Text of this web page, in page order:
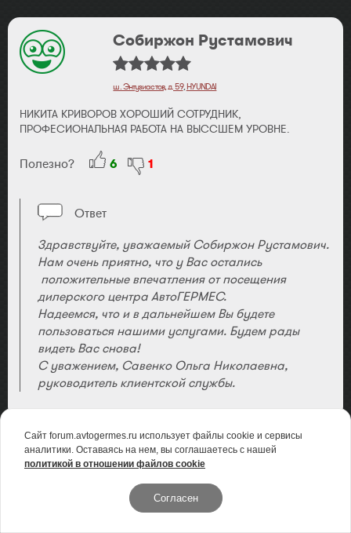
Собиржон Рустамович
ш. Энтузиастов, д. 59,HYUNDAI
НИКИТА КРИВОРОВ ХОРОШИЙ СОТРУДНИК,
ПРОФЕСИОНАЛЬНАЯ РАБОТА НА ВЫССШЕМ УРОВНЕ.
Полезно? 6 1
Ответ
Здравствуйте, уважаемый Собиржон Рустамович.
Нам очень приятно, что у Вас остались
положительные впечатления от посещения
дилерского центра АвтоГЕРМЕС.
Надеемся, что и в дальнейшем Вы будете
пользоваться нашими услугами. Будем рады
видеть Вас снова!
С уважением, Савенко Ольга Николаевна,
руководитель клиентской службы.
СЛЕДУЮЩАЯ СТРАНИЦА
1 2 3 4 5 ... 24
Сайт forum.avtogermes.ru использует файлы cookie и сервисы
аналитики. Оставаясь на нем, вы соглашаетесь с нашей
политикой в отношении файлов cookie
Согласен